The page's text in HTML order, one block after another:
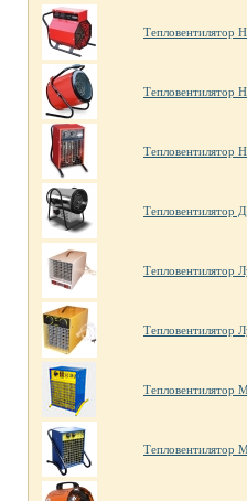
Тепловентилятор
Тепловентилятор
Тепловентилятор
Тепловентилятор
Тепловентилятор
Тепловентилятор
Тепловентилятор